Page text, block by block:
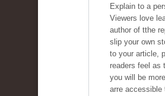
Explain to a
Viewers love
author of tthe
slip your own
to your article,
readers feel as
you will be
arre accessible